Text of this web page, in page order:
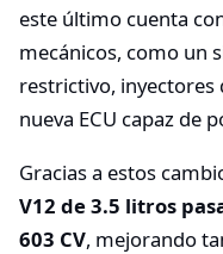
este último cuenta
mecánicos, como un
restrictivo, inyectores
nueva ECU capaz de
Gracias a estos
V12 de 3.5 litros
603 CV, mejorando